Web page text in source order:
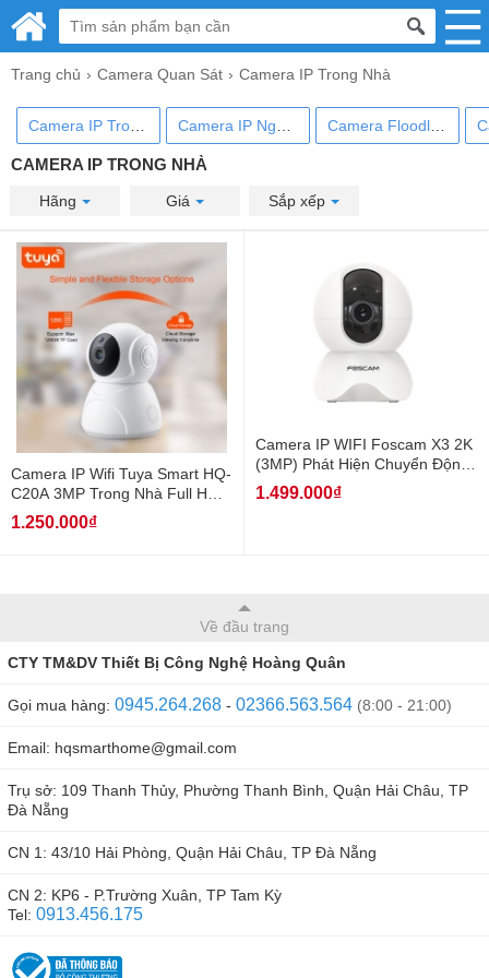
Trang chủ Camera Quan Sát Camera IP Trong Nhà
CAMERA IP TRONG NHÀ
Hãng Giá Sắp xếp
Camera IP Wifi Tuya Smart HQ-
C20A 3MP Trong Nhà Full HD
1080P
1.250.000₫
Camera IP WIFI Foscam X3 2K
(3MP) Phát Hiện Chuyển Động
AI
1.499.000₫
Về đầu trang
CTY TM&DV Thiết Bị Công Nghệ Hoàng Quân
Gọi mua hàng: 0945.264.268 - 02366.563.564 (8:00 - 21:00)
Email: hqsmarthome@gmail.com
Trụ sở: 109 Thanh Thủy, Phường Thanh Bình, Quận Hải Châu, TP
Đà Nẵng
CN 1: 43/10 Hải Phòng, Quận Hải Châu, TP Đà Nẵng
CN 2: KP6 - P.Trường Xuân, TP Tam Kỳ
Tel: 0913.456.175